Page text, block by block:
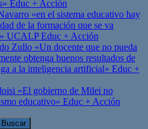
Educ + Acción
«en el sistema educativo hay
de la formación que se va
UCALPEduc + Acción
Zullo «Un docente que no pueda
obtenga buenos resultados de
a la inteligencia artificial» Educ +
«El gobierno de Milei no
educativo» Educ + Acción